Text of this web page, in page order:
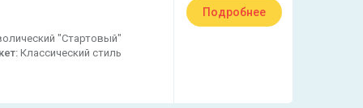
"Стартовый"
Классический стиль
Подробнее